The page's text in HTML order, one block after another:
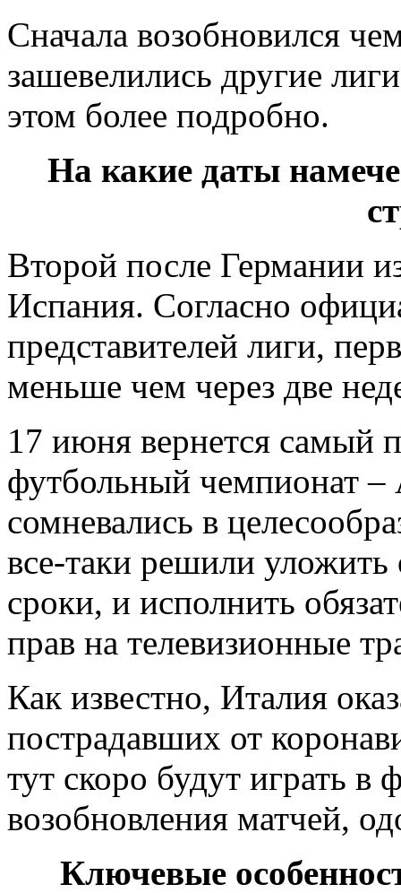
Сначала возобновился
зашевелились другие
этом более подробно.
На какие даты
Второй после Германии
Испания. Согласно
представителей лиги,
меньше чем через две
17 июня вернется самый
футбольный чемпионат
сомневались в
все-таки решили
сроки, и исполнить
прав на телевизионные
Как известно, Италия
пострадавших от
тут скоро будут играть в
возобновления матчей,
Ключевые